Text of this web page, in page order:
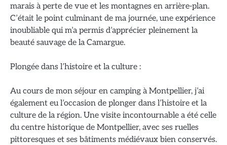
marais à perte de vue et les montagnes en arrière-plan.
C’était le point culminant de ma journée, une expérience
inoubliable qui m’a permis d’apprécier pleinement la
beauté sauvage de la Camargue.
Plongée dans l’histoire et la culture :
Au cours de mon séjour en camping à Montpellier, j’ai
également eu l’occasion de plonger dans l’histoire et la
culture de la région. Une visite incontournable a été celle
du centre historique de Montpellier, avec ses ruelles
pittoresques et ses bâtiments médiévaux bien conservés.